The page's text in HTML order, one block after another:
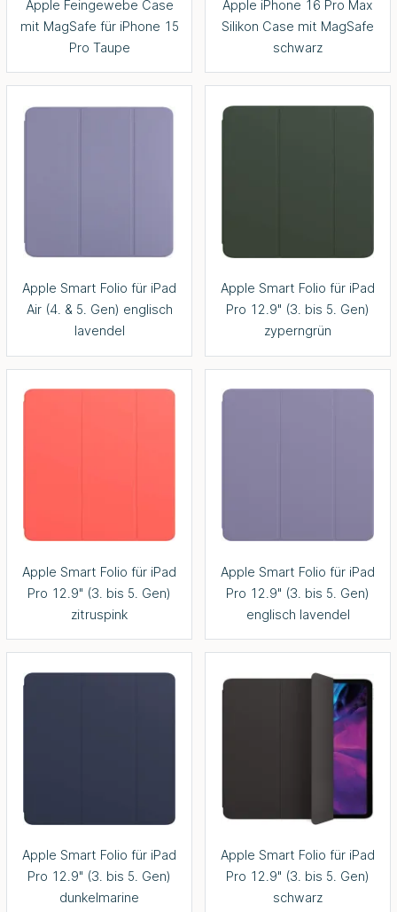
Apple Feingewebe Case
mit MagSafe für iPhone 15
Pro Taupe
Apple iPhone 16 Pro Max
Silikon Case mit MagSafe
schwarz
Apple Smart Folio für iPad
Air (4. & 5. Gen) englisch
lavendel
Apple Smart Folio für iPad
Pro 12.9" (3. bis 5. Gen)
zyperngrün
Apple Smart Folio für iPad
Pro 12.9" (3. bis 5. Gen)
zitruspink
Apple Smart Folio für iPad
Pro 12.9" (3. bis 5. Gen)
englisch lavendel
Apple Smart Folio für iPad
Pro 12.9" (3. bis 5. Gen)
dunkelmarine
Apple Smart Folio für iPad
Pro 12.9" (3. bis 5. Gen)
schwarz